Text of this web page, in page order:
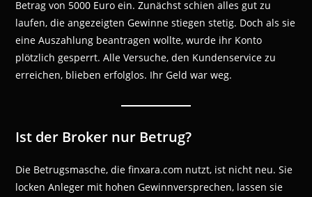
Betrag von 5000 Euro ein. Zunächst schien alles gut zu
laufen, die angezeigten Gewinne stiegen stetig. Doch als sie
eine Auszahlung beantragen wollte, wurde ihr Konto
plötzlich gesperrt. Alle Versuche, den Kundenservice zu
erreichen, blieben erfolglos. Ihr Geld war weg.
Ist der Broker nur Betrug?
Die Betrugsmasche, die finxara.com nutzt, ist nicht neu. Sie
locken Anleger mit hohen Gewinnversprechen, lassen sie